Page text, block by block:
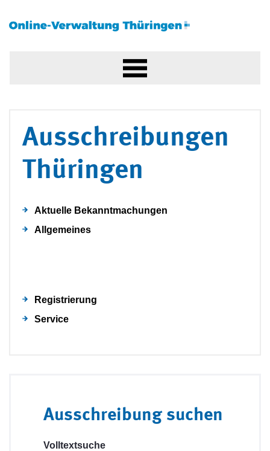
Ausschreibungen
Thüringen
Aktuelle Bekanntmachungen
Allgemeines
Registrierung
Service
Ausschreibung suchen
Volltextsuche